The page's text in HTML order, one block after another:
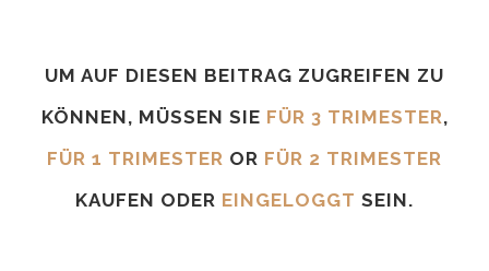
UM AUF DIESEN BEITRAG ZUGREIFEN ZU
KÖNNEN, MÜSSEN SIE FÜR 3 TRIMESTER,
FÜR 1 TRIMESTER OR FÜR 2 TRIMESTER
KAUFEN ODER EINGELOGGT SEIN.